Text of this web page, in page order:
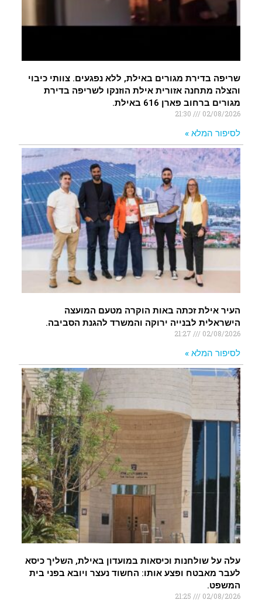
שריפה בדירת מגורים באילת, ללא נפגעים. צוותי כיבוי
והצלה מתחנה אזורית אילת הוזנקו לשריפה בדירת
מגורים ברחוב פארן 616 באילת.
02/08/2026
לסיפור המלא »
העיר אילת זכתה באות הוקרה מטעם המועצה
הישראלית לבנייה ירוקה והמשרד להגנת הסביבה.
02/08/2026
לסיפור המלא »
עלה על שולחנות וכיסאות במועדון באילת, השליך כיסא
לעבר מאבטח ופצע אותו: החשוד נעצר ויובא בפני בית
המשפט.
02/08/2026